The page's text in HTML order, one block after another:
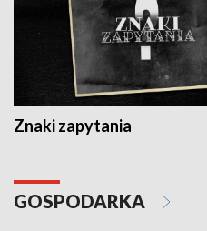
Znaki zapytania
GOSPODARKA